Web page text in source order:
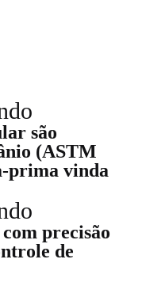
são
(ASTM
prima vinda
precisão
de